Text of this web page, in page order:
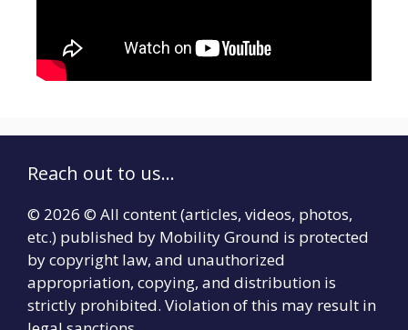
Reach out to us...
© 2026 © All content (articles, videos, photos,
etc.) published by Mobility Ground is protected
by copyright law, and unauthorized
appropriation, copying, and distribution is
strictly prohibited. Violation of this may result in